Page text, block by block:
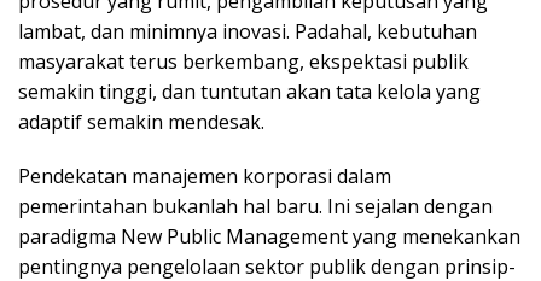
lambat, dan minimnya inovasi. Padahal, kebutuhan
masyarakat terus berkembang, ekspektasi publik
semakin tinggi, dan tuntutan akan tata kelola yang
adaptif semakin mendesak.
Pendekatan manajemen korporasi dalam
pemerintahan bukanlah hal baru. Ini sejalan dengan
paradigma New Public Management yang menekankan
pentingnya pengelolaan sektor publik dengan prinsip-